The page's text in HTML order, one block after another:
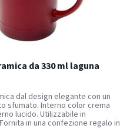
da 330 ml laguna
dal design elegante con un
sfumato. Interno color crema
lucido. Utilizzabile in
in una confezione regalo in